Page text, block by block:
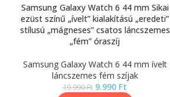
Samsung Galaxy Watch 6 44 mm Sikai
ezüst színű „ívelt” kialakítású „eredeti”
stílusú „mágneses” csatos láncszemes
„fém” óraszíj
Samsung Galaxy Watch 6 44 mm ívelt
láncszemes fém szíjak
19.990Ft 9.990 Ft